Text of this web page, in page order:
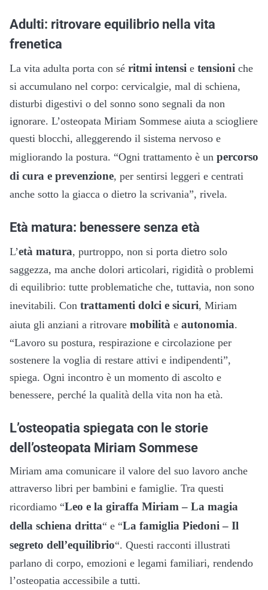
Adulti: ritrovare equilibrio nella vita
frenetica
La vita adulta porta con sé ritmi intensi e tensioni che
si accumulano nel corpo: cervicalgie, mal di schiena,
disturbi digestivi o del sonno sono segnali da non
ignorare. L’osteopata Miriam Sommese aiuta a sciogliere
questi blocchi, alleggerendo il sistema nervoso e
migliorando la postura. “Ogni trattamento è un percorso
di cura e prevenzione, per sentirsi leggeri e centrati
anche sotto la giacca o dietro la scrivania”, rivela.
Età matura: benessere senza età
L’età matura, purtroppo, non si porta dietro solo
saggezza, ma anche dolori articolari, rigidità o problemi
di equilibrio: tutte problematiche che, tuttavia, non sono
inevitabili. Con trattamenti dolci e sicuri, Miriam
aiuta gli anziani a ritrovare mobilità e autonomia.
“Lavoro su postura, respirazione e circolazione per
sostenere la voglia di restare attivi e indipendenti”,
spiega. Ogni incontro è un momento di ascolto e
benessere, perché la qualità della vita non ha età.
L’osteopatia spiegata con le storie
dell’osteopata Miriam Sommese
Miriam ama comunicare il valore del suo lavoro anche
attraverso libri per bambini e famiglie. Tra questi
ricordiamo “Leo e la giraffa Miriam – La magia
della schiena dritta“ e “La famiglia Piedoni – Il
segreto dell’equilibrio“. Questi racconti illustrati
parlano di corpo, emozioni e legami familiari, rendendo
l’osteopatia accessibile a tutti.